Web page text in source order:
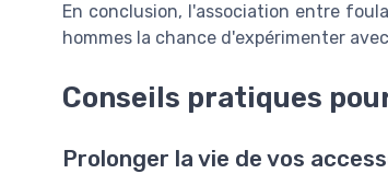
En conclusion, l'association entre
hommes la chance d'expérimenter
Conseils pratiques
Prolonger la vie de vos